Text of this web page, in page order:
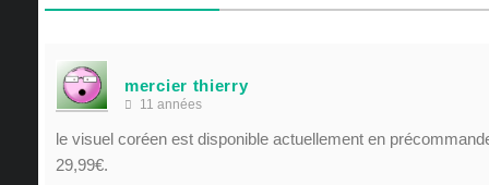
mercier thierry
11 années
le visuel coréen est disponible actuellement en
29,99€.